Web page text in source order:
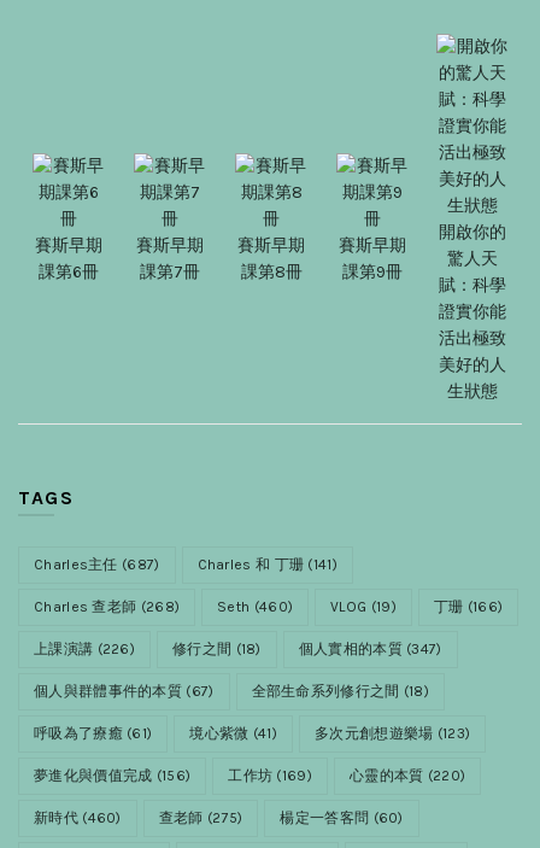
賽斯早期
課第6冊
賽斯早期
課第7冊
賽斯早期
課第8冊
賽斯早期
課第9冊
開啟你的
驚人天
賦：科學
證實你能
活出極致
美好的人
生狀態
TAGS
Charles主任 (687) Charles 和 丁珊 (141)
Charles 查老師 (268) Seth (460) VLOG (19) 丁珊 (166)
上課演講 (226) 修行之間 (18) 個人實相的本質(347)
個人與群體事件的本質 (67) 全部生命系列修行之間 (18)
呼吸為了療癒 (61) 境心紫微 (41) 多次元創想遊樂場 (123)
夢進化與價值完成 (156) 工作坊 (169) 心靈的本質 (220)
新時代(460) 查老師 (275) 楊定一答客問 (60)